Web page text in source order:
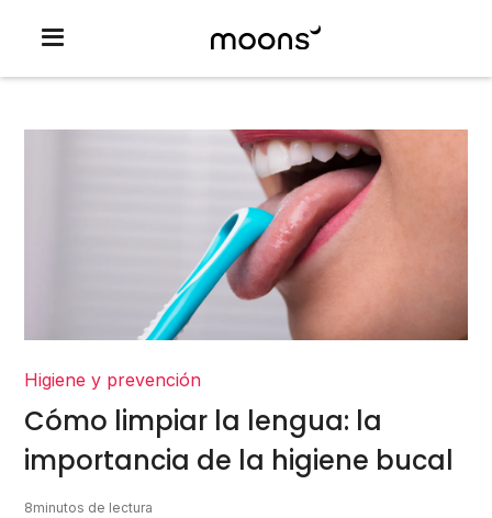
Higiene y prevención
Cómo limpiar la lengua: la
importancia de la higiene bucal
8minutos de lectura